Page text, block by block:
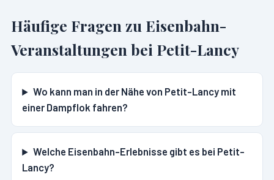
Häufige Fragen zu Eisenbahn-
Veranstaltungen bei Petit-Lancy
Wo kann man in der Nähe von Petit-Lancy mit
einer Dampflok fahren?
Welche Eisenbahn-Erlebnisse gibt es bei Petit-
Lancy?